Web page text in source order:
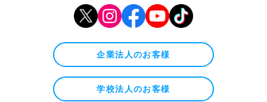
企業法人のお客様
学校法人のお客様